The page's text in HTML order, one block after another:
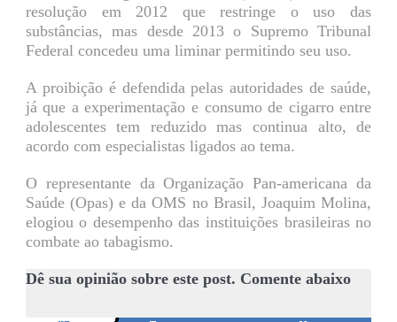
resolução em 2012 que restringe o uso das
substâncias, mas desde 2013 o Supremo Tribunal
Federal concedeu uma liminar permitindo seu uso.
A proibição é defendida pelas autoridades de saúde,
já que a experimentação e consumo de cigarro entre
adolescentes tem reduzido mas continua alto, de
acordo com especialistas ligados ao tema.
O representante da Organização Pan-americana da
Saúde (Opas) e da OMS no Brasil, Joaquim Molina,
elogiou o desempenho das instituições brasileiras no
combate ao tabagismo.
Dê sua opinião sobre este post. Comente abaixo